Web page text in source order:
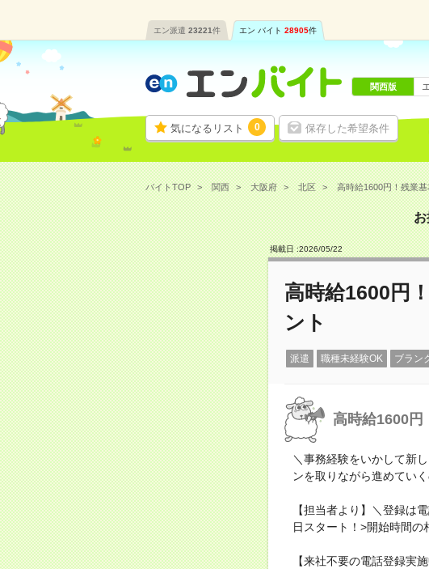
エン派遣 23221件 エン バイト 28905件
気になるリスト 0 保存した希望条件
関西版
バイトTOP 関西 大阪府 北区 高時給1600円！残業
お
掲載日 :2026/05/22
高時給1600円
ント
派遣 職種未経験OK ブラン
高時給1600円
＼事務経験をいかして新
ンを取りながら進めてい
【担当者より】＼登録は
日スタート！>開始時間の
【来社不要の電話登録実